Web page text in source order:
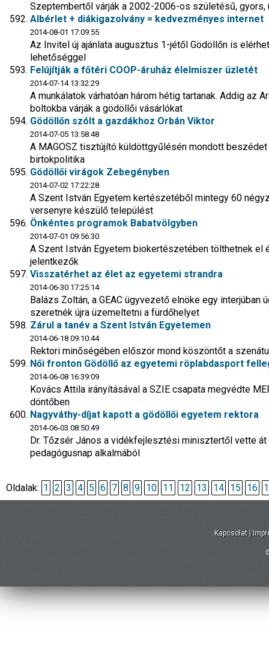
Szeptembertől várják a 2002-2006-os születésű,
Albérlet + diákigazolvány = kedvezményes internet
2014-08-01 17:09:55
Az Invitel új ajánlata augusztus 1-jétől Gödöllőn is
lehetőséggel
Felújítják a főtéri COOP-áruház élelmiszer üzletét
2014-07-14 13:32:29
A munkálatok várhatóan három hétig tartanak. Addig az
boltokba várják a gödöllői vásárlókat
Gödöllőn szólt a gazdákhoz Orbán Viktor
2014-07-05 13:58:48
A MAGOSZ tisztújító küldöttgyűlésén mondott
birtokpolitika
Gödöllői virágok Zebegényben
2014-07-02 17:22:28
A Szent István Egyetem kertészetéből mintegy 60
versenyre készülő települést
Önkéntes programok Babatvölgyben
2014-07-01 09:56:30
A Szent István Egyetem biokertészetében tölthetnek
jelentkezők
Visszatérhet az élet az egyetemi strandra
2014-06-30 17:25:14
Balázs Zoltán, a GEAC ügyvezető elnöke egy
szeretnék újra üzemeltetni a fürdőhelyet
Zárul a tanév a Szent István Egyetemen
2014-06-18 09:10:44
Rektori minőségében először mond köszöntőt a
Női fronton Gödöllő az egyetemi röplabdasport
2014-06-08 16:39:09
Kovács Attila irányításával a SZIE csapata megvédte
döntőben
Nagyváthy-díjat kapott a gödöllői egyetem rektora
2014-06-03 08:50:49
Dr. Tőzsér János a vidékfejlesztési minisztertől vette
pedagógusnap alkalmából
Oldalak: 1 2 3 4 5 6 7 8 9 10 11 12 13 14 15 16
Kapcsolat |